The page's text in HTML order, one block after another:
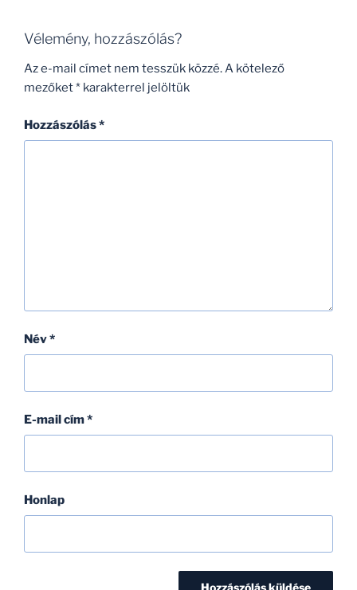
Vélemény, hozzászólás?
Az e-mail címet nem tesszük közzé.A kötelező
mezőket* karakterrel jelöltük
Hozzászólás*
Név*
E-mail cím*
Honlap